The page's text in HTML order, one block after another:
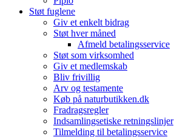
Støt fuglene
Giv et enkelt bidrag
Støt hver måned
Afmeld betalingsservice
Støt som virksomhed
Giv et medlemskab
Bliv frivillig
Arv og testamente
Køb på naturbutikken.dk
Fradragsregler
Indsamlingsetiske retningslinjer
Tilmelding til betalingsservice